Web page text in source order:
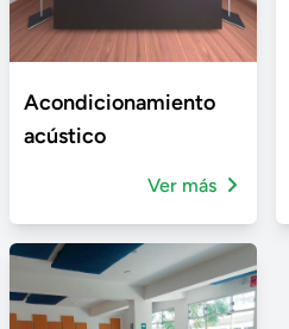
Acondicionamiento
acústico
Ver más